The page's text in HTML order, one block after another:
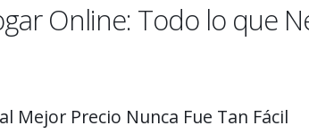
Online: Todo lo que
Mejor Precio Nunca Fue Tan Fácil